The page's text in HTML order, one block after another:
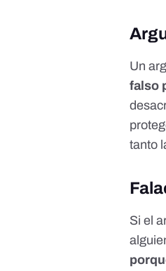
Un
falso
tanto
Si el